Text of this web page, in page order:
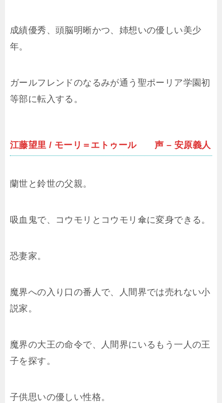
成績優秀、頭脳明晰かつ、姉想いの優しい美少
年。
ガールフレンドのなるみが通う聖ポーリア学園初
等部に転入する。
江藤望里 / モーリ＝エトゥール 声 – 安原義人
蘭世と鈴世の父親。
吸血鬼で、コウモリとコウモリ傘に変身できる。
恐妻家。
魔界への入り口の番人で、人間界では売れない小
説家。
魔界の大王の命令で、人間界にいるもう一人の王
子を探す。
子供思いの優しい性格。